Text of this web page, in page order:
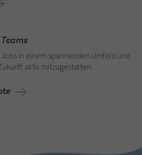
in einem spannenden Umfeld und
aktiv mitzugestalten.